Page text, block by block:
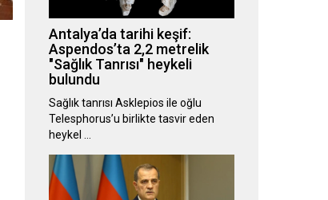
Antalya’da tarihi keşif:
Aspendos’ta 2,2 metrelik
"Sağlık Tanrısı" heykeli
bulundu
Sağlık tanrısı Asklepios ile oğlu
Telesphorus’u birlikte tasvir eden
heykel …